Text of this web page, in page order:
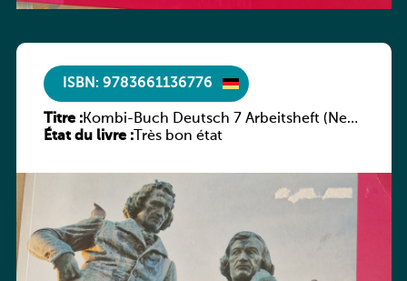
ISBN: 9783661136776
Titre :Kombi-Buch Deutsch 7 Arbeitsheft (Neue
Ausgabe Luxemburg)
État du livre :Très bon état